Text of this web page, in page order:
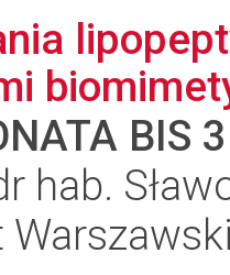
BIS 3
hab.